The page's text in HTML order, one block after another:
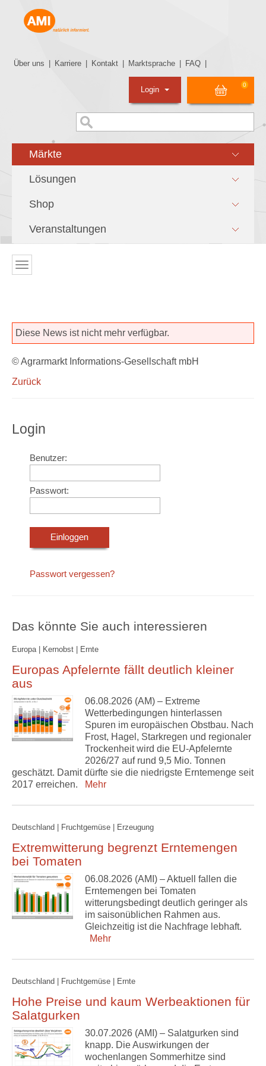
Über uns Karriere Kontakt Marktsprache FAQ
0
Login
Märkte
Lösungen
Shop
Veranstaltungen
Diese News ist nicht mehr verfügbar.
© Agrarmarkt Informations-Gesellschaft mbH
Zurück
Login
Benutzer:
Passwort:
Passwort vergessen?
Das könnte Sie auch interessieren
Europa | Kernobst | Ernte
Europas Apfelernte fällt deutlich kleiner
aus
06.08.2026 (AM) – Extreme
Wetterbedingungen hinterlassen
Spuren im europäischen Obstbau. Nach
Frost, Hagel, Starkregen und regionaler
Trockenheit wird die EU-Apfelernte
2026/27 auf rund 9,5 Mio. Tonnen
geschätzt. Damit dürfte sie die niedrigste Erntemenge seit
2017 erreichen.
Mehr
Deutschland | Fruchtgemüse | Erzeugung
Extremwitterung begrenzt Erntemengen
bei Tomaten
06.08.2026 (AMI) – Aktuell fallen die
Erntemengen bei Tomaten
witterungsbedingt deutlich geringer als
im saisonüblichen Rahmen aus.
Gleichzeitig ist die Nachfrage lebhaft.
Mehr
Deutschland | Fruchtgemüse | Ernte
Hohe Preise und kaum Werbeaktionen für
Salatgurken
30.07.2026 (AMI) – Salatgurken sind
knapp. Die Auswirkungen der
wochenlangen Sommerhitze sind